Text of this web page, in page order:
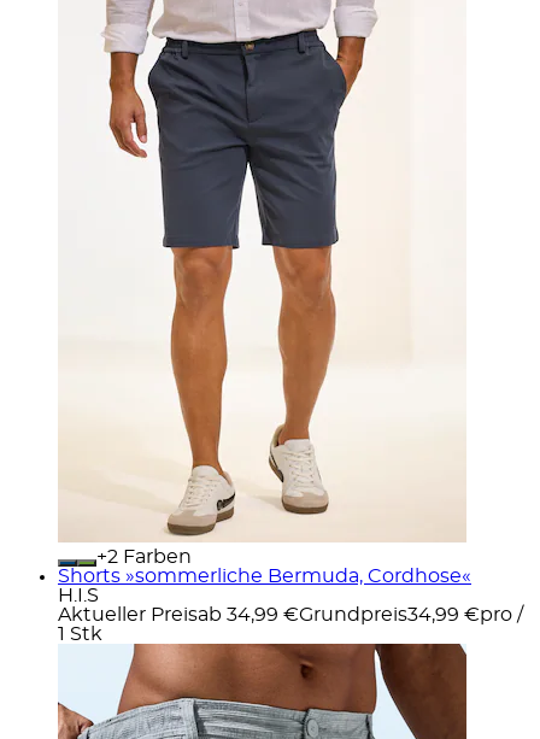
+
Farben
Shorts »sommerliche Bermuda, Cordhose«
H.I.S
Aktueller Preisab 34,99 €Grundpreis34,99 €pro /
1 Stk